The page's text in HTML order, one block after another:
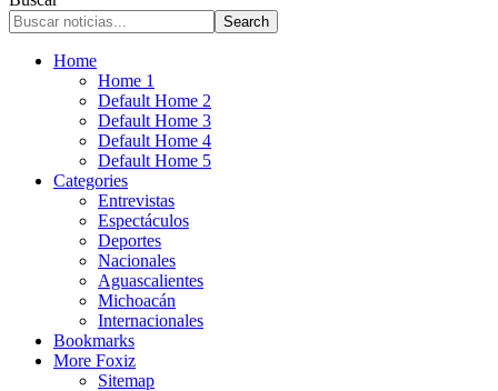
Home
Home 1
Default Home 2
Default Home 3
Default Home 4
Default Home 5
Categories
Entrevistas
Espectáculos
Deportes
Nacionales
Aguascalientes
Michoacán
Internacionales
Bookmarks
More Foxiz
Sitemap